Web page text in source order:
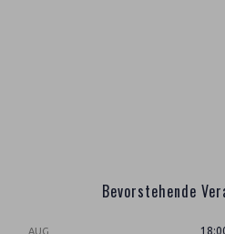
Bevorstehende
AUG.